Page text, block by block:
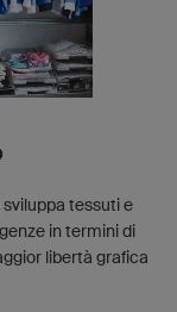
tessuti e
in termini di
libertà grafica